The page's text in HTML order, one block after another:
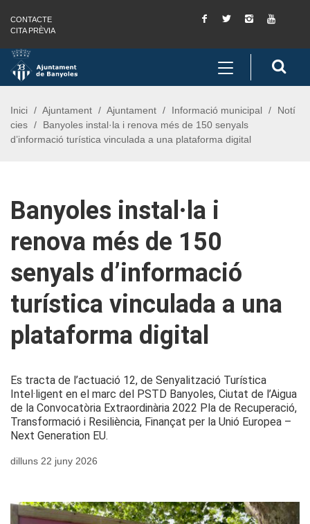
Saltar al contingut
Saltar a la navegació
Informació de contacte
CONTACTE
CITA PRÈVIA
Facebook
Twitter Instagram
Toggle
navigation
Inici Ajuntament Ajuntament Informació municipal
Notí
cies
Banyoles instal·la i renova més de 150 senyals
d’informació turística vinculada a una plataforma digital
Banyoles instal·la i
renova més de 150
senyals d’informació
turística vinculada a una
plataforma digital
Es tracta de l’actuació 12, de Senyalització Turística
Intel·ligent en el marc del PSTD Banyoles, Ciutat de l’Aigua
de la Convocatòria Extraordinària 2022 Pla de Recuperació,
Transformació i Resiliència, Finançat per la Unió Europea –
Next Generation EU.
dilluns 22 juny 2026